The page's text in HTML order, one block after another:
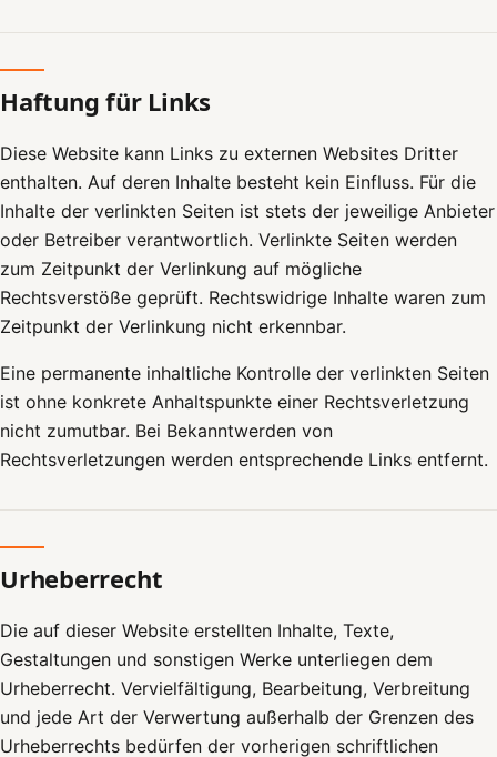
Haftung für Links
Diese Website kann Links zu externen Websites Dritter
enthalten. Auf deren Inhalte besteht kein Einfluss. Für die
Inhalte der verlinkten Seiten ist stets der jeweilige Anbieter
oder Betreiber verantwortlich. Verlinkte Seiten werden
zum Zeitpunkt der Verlinkung auf mögliche
Rechtsverstöße geprüft. Rechtswidrige Inhalte waren zum
Zeitpunkt der Verlinkung nicht erkennbar.
Eine permanente inhaltliche Kontrolle der verlinkten Seiten
ist ohne konkrete Anhaltspunkte einer Rechtsverletzung
nicht zumutbar. Bei Bekanntwerden von
Rechtsverletzungen werden entsprechende Links entfernt.
Urheberrecht
Die auf dieser Website erstellten Inhalte, Texte,
Gestaltungen und sonstigen Werke unterliegen dem
Urheberrecht. Vervielfältigung, Bearbeitung, Verbreitung
und jede Art der Verwertung außerhalb der Grenzen des
Urheberrechts bedürfen der vorherigen schriftlichen